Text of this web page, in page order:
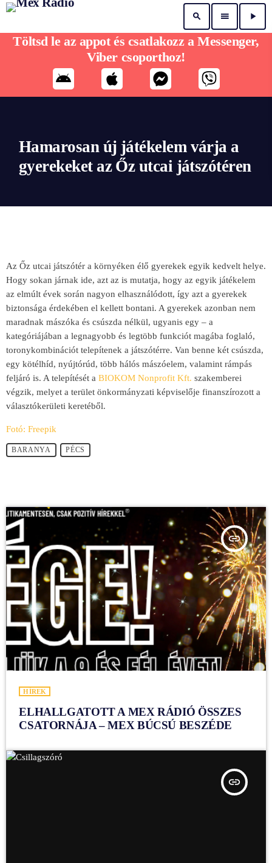
search menu play_arrow
Hamarosan új játékelem várja a
gyerekeket az Őz utcai játszótéren
Az Őz utcai játszótér a környéken élő gyerekek egyik kedvelt helye.
Hogy sokan járnak ide, azt az is mutatja, hogy az egyik játékelem
az elmúlt évek során nagyon elhasználódott, így azt a gyerekek
biztonsága érdekében el kellett bontani. A gyerekek azonban nem
maradnak mászóka és csúszda nélkül, ugyanis egy – a
kategóriájában a legnagyobb és legtöbb funkciót magába foglaló,
toronykombinációt telepítenek a játszótérre. Van benne két csúszda,
egy kötélhíd, nyújtórúd, több hálós mászóelem, valamint rámpás
feljáró is. A telepítését a BIOKOM Nonprofit Kft. szakemberei
végzik, melyet a terület önkormányzati képviselője finanszírozott a
választókerületi keretéből.
Fotó: Freepik
BARANYA PÉCS
insert_link
HÍREK
ELHALLGATOTT A MEX RÁDIÓ ÖSSZES
CSATORNÁJA – MEX BÚCSÚ BESZÉDE
insert_link
Töltsd le az appot és csatlakozz a Messenger,
Viber csoporthoz!